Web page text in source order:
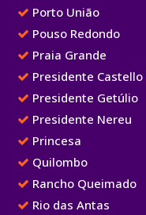
Porto União
Pouso Redondo
Praia Grande
Presidente Castello
Presidente Getúlio
Presidente Nereu
Princesa
Quilombo
Rancho Queimado
Rio das Antas